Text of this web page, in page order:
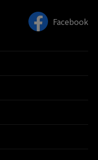
Facebook